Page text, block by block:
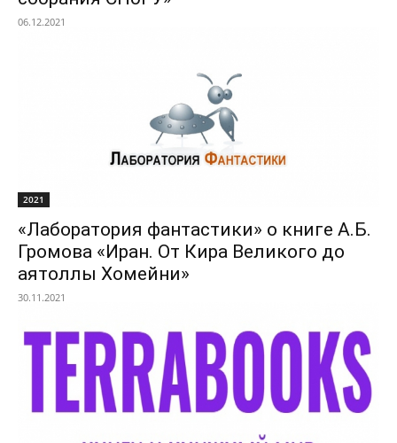
06.12.2021
2021
«Лаборатория фантастики» о книге А.Б.
Громова «Иран. От Кира Великого до
аятоллы Хомейни»
30.11.2021